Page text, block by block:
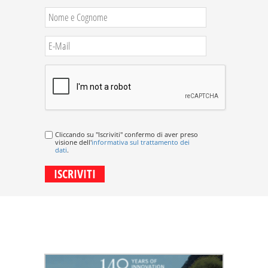
Cliccando su "Iscriviti" confermo di aver preso
visione dell'informativa sul trattamento dei
dati.